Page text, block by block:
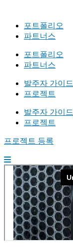
포트폴리오
파트너스
포트폴리오
파트너스
발주자 가이드
프로젝트
발주자 가이드
프로젝트
프로젝트 등록